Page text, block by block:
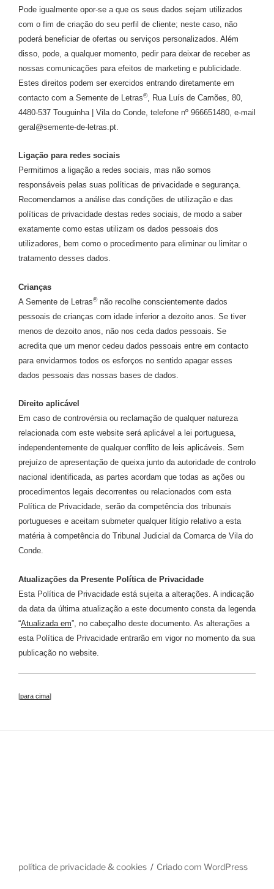
Pode igualmente opor-se a que os seus dados sejam utilizados
com o fim de criação do seu perfil de cliente; neste caso, não
poderá beneficiar de ofertas ou serviços personalizados. Além
disso, pode, a qualquer momento, pedir para deixar de receber as
nossas comunicações para efeitos de marketing e publicidade.
Estes direitos podem ser exercidos entrando diretamente em
contacto com a Semente de Letras®, Rua Luís de Camões, 80,
4480-537 Touguinha | Vila do Conde, telefone nº 966651480, e-mail
geral@semente-de-letras.pt.
Ligação para redes sociais
Permitimos a ligação a redes sociais, mas não somos
responsáveis pelas suas políticas de privacidade e segurança.
Recomendamos a análise das condições de utilização e das
políticas de privacidade destas redes sociais, de modo a saber
exatamente como estas utilizam os dados pessoais dos
utilizadores, bem como o procedimento para eliminar ou limitar o
tratamento desses dados.
Crianças
A Semente de Letras®não recolhe conscientemente dados
pessoais de crianças com idade inferior a dezoito anos. Se tiver
menos de dezoito anos, não nos ceda dados pessoais. Se
acredita que um menor cedeu dados pessoais entre em contacto
para envidarmos todos os esforços no sentido apagar esses
dados pessoais das nossas bases de dados.
Direito aplicável
Em caso de controvérsia ou reclamação de qualquer natureza
relacionada com este website será aplicável a lei portuguesa,
independentemente de qualquer conflito de leis aplicáveis. Sem
prejuízo de apresentação de queixa junto da autoridade de controlo
nacional identificada, as partes acordam que todas as ações ou
procedimentos legais decorrentes ou relacionados com esta
Política de Privacidade, serão da competência dos tribunais
portugueses e aceitam submeter qualquer litígio relativo a esta
matéria à competência do Tribunal Judicial da Comarca de Vila do
Conde.
Atualizações da Presente Política de Privacidade
Esta Política de Privacidade está sujeita a alterações. A indicação
da data da última atualização a este documento consta da legenda
“Atualizada em”, no cabeçalho deste documento. As alterações a
esta Política de Privacidade entrarão em vigor no momento da sua
publicação no website.
[para cima]
política de privacidade & cookies Criado com WordPress